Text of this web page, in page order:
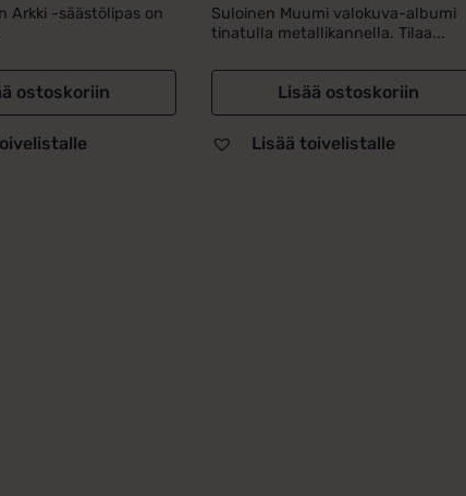
Arkki -säästölipas on
ostoskoriin
Suloinen Muumi valokuva-albumi
tinatulla metallikannella. Tilaa...
Lisää ostoskoriin
Lisää toivelistalle